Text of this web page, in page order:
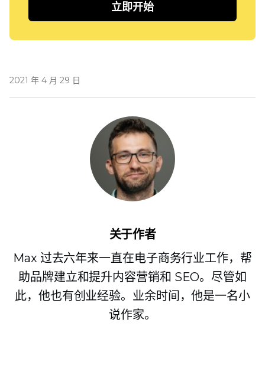
立即开始
2021 年 4 月 29 日
关于作者
Max 过去六年来一直在电子商务行业工作，帮
助品牌建立和提升内容营销和 SEO。尽管如
此，他也有创业经验。业余时间，他是一名小
说作家。